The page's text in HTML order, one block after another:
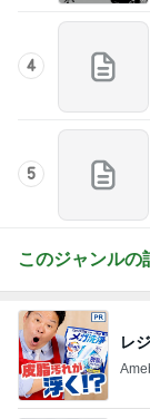
4
5
このジャンルの
レ